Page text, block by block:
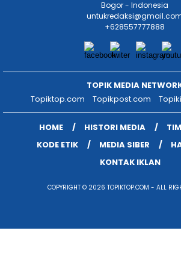
Bogor - Indonesia
+628557777888
TOPIK MEDIA
Topiktop.com
Topikpost.com
HOME HISTORI MEDIA
KODE ETIK
MEDIA SIBER
KONTAK IKLAN
COPYRIGHT © 2026 TOPIKTOP.COM - ALL